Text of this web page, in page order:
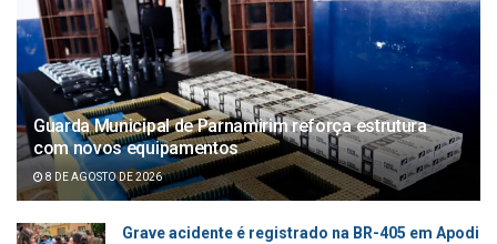
Guarda Municipal de Parnamirim reforça estrutura
com novos equipamentos
8 DE AGOSTO DE 2026
Grave acidente é registrado na BR-405 em Apodi